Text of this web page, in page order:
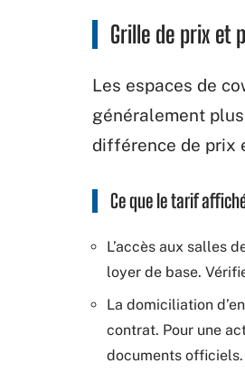
Grille de prix et
Les espaces de
généralement
différence de prix
Ce que le tarif
L’accès aux salles
loyer de base.
La domiciliation
contrat. Pour une
documents officiels.